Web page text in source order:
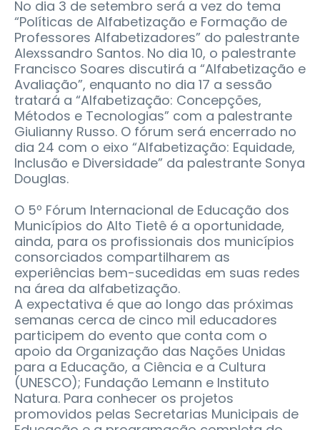
No dia 3 de setembro será a vez do tema
“Políticas de Alfabetização e Formação de
Professores Alfabetizadores” do palestrante
Alexssandro Santos. No dia 10, o palestrante
Francisco Soares discutirá a “Alfabetização e
Avaliação”, enquanto no dia 17 a sessão
tratará a “Alfabetização: Concepções,
Métodos e Tecnologias” com a palestrante
Giulianny Russo. O fórum será encerrado no
dia 24 com o eixo “Alfabetização: Equidade,
Inclusão e Diversidade” da palestrante Sonya
Douglas.
O 5º Fórum Internacional de Educação dos
Municípios do Alto Tietê é a oportunidade,
ainda, para os profissionais dos municípios
consorciados compartilharem as
experiências bem-sucedidas em suas redes
na área da alfabetização.
A expectativa é que ao longo das próximas
semanas cerca de cinco mil educadores
participem do evento que conta com o
apoio da Organização das Nações Unidas
para a Educação, a Ciência e a Cultura
(UNESCO); Fundação Lemann e Instituto
Natura. Para conhecer os projetos
promovidos pelas Secretarias Municipais de